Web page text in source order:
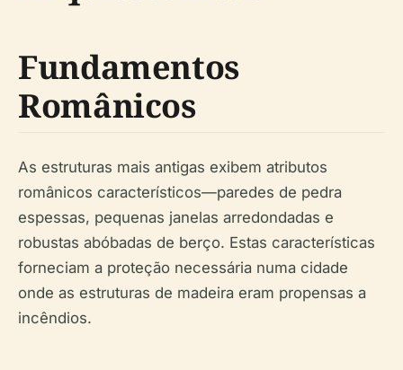
Fundamentos
Românicos
As estruturas mais antigas exibem atributos
românicos característicos—paredes de pedra
espessas, pequenas janelas arredondadas e
robustas abóbadas de berço. Estas características
forneciam a proteção necessária numa cidade
onde as estruturas de madeira eram propensas a
incêndios.